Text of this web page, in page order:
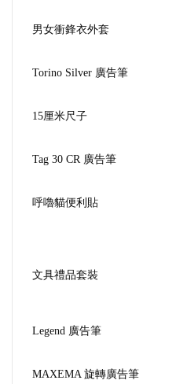
男女衝鋒衣外套
Torino Silver 廣告筆
15厘米尺子
Tag 30 CR 廣告筆
呼嚕貓便利貼
文具禮品套裝
Legend 廣告筆
MAXEMA 旋轉廣告筆